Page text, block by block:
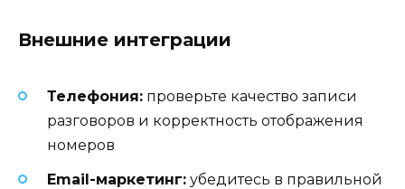
Внешние интеграции
Телефония: проверьте качество записи
разговоров и корректность отображения
номеров
Email-маркетинг: убедитесь в правильной